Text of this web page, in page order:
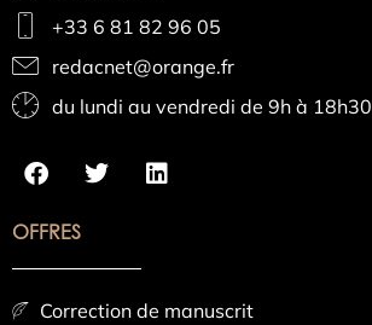
+33 6 81 82 96 05
redacnet@orange.fr
du lundi au vendredi de 9h à 18h30
OFFRES
Correction de manuscrit